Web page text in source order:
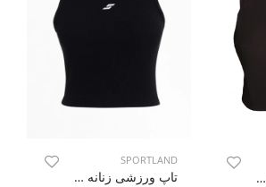
تاپ ورزشی زنانه اسپورتلند SHIFT Cloud W
SPORTLAND
تاپ ورزشی زنانه اسپورتلند SHIFT Active W